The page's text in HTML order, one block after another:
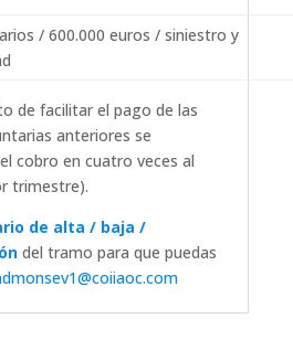
/ 600.000 euros / siniestro y
de facilitar el pago de las
anteriores se
cobro en cuatro veces al
trimestre).
de alta / baja /
del tramo para que puedas